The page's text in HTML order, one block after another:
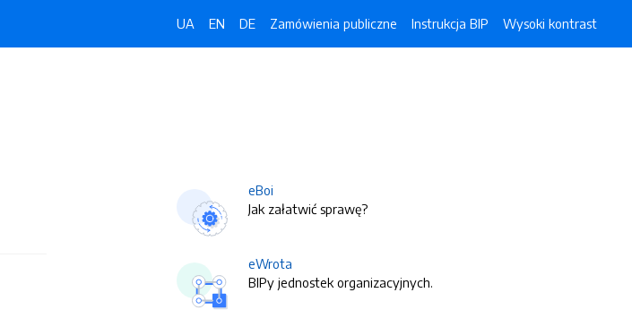
UA EN DE Zamówienia publiczne Instrukcja BIP Wysoki kontrast
eBoi
Jak załatwić sprawę?
eWrota
BIPy jednostek organizacyjnych.